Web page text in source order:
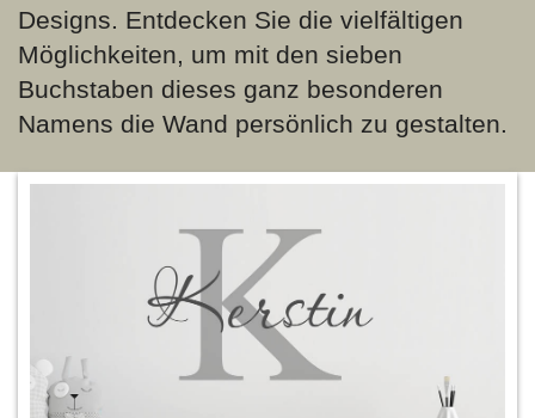
Designs. Entdecken Sie die vielfältigen
Möglichkeiten, um mit den sieben
Buchstaben dieses ganz besonderen
Namens die Wand persönlich zu gestalten.